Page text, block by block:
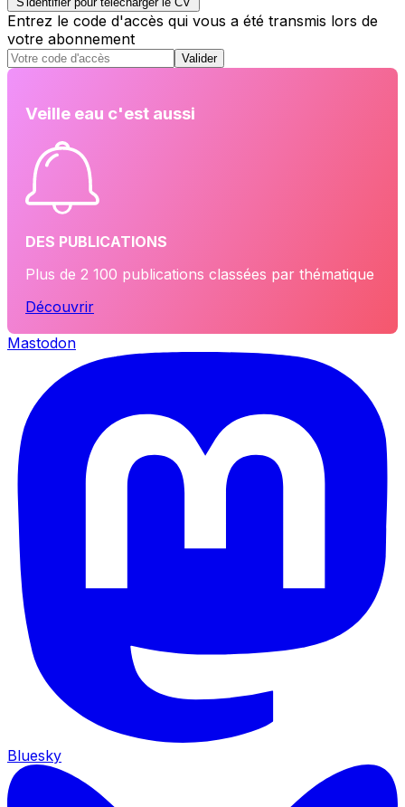
Entrez le code d'accès qui vous a été transmis lors de
votre abonnement
Valider
Veille eau c'est aussi
DES PUBLICATIONS
Plus de 2 100 publications classées par thématique
Découvrir
Mastodon
Bluesky